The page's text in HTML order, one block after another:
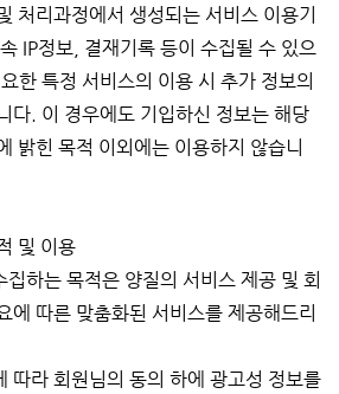
처리과정에서 생성되는 서비스 이용기
IP정보, 결재기록 등이 수집될 수 있으
한 특정 서비스의 이용 시 추가 정보의
다. 이 경우에도 기입하신 정보는 해당
밝힌 목적 이외에는 이용하지 않습니
및 이용
하는 목적은 양질의 서비스 제공 및 회
에 따른 맞춤화된 서비스를 제공해드리
따라 회원님의 동의 하에 광고성 정보를